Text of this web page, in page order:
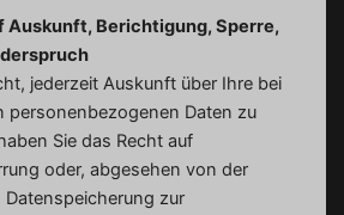
Auskunft, Berichtigung, Sperre,
jederzeit Auskunft über Ihre bei
personenbezogenen Daten zu
Sie das Recht auf
oder, abgesehen von der
zur